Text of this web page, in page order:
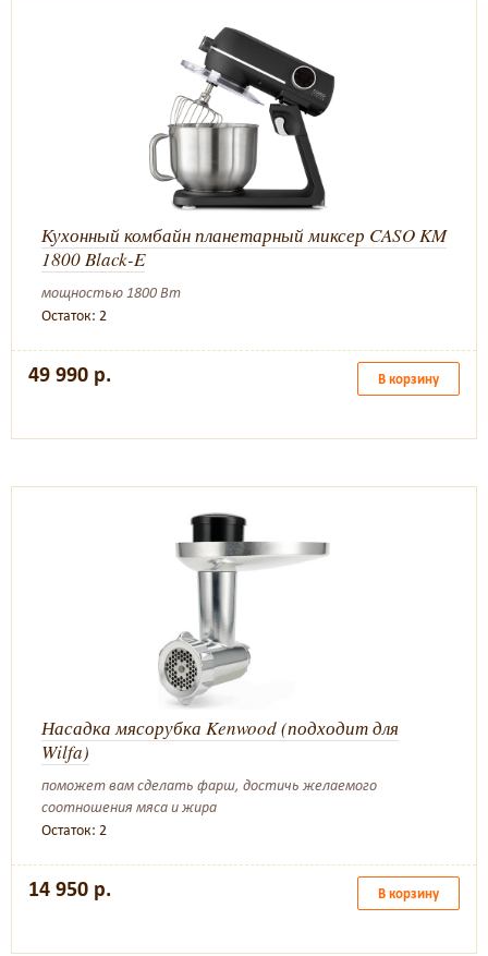
Кухонный комбайн планетарный миксер CASO KM
1800 Black-E
мощностью 1800 Вт
Остаток: 2
49 990 р. В корзину
Насадка мясорубка Kenwood (подходит для
Wilfa)
поможет вам сделать фарш, достичь желаемого
соотношения мяса и жира
Остаток: 2
14 950 р. В корзину